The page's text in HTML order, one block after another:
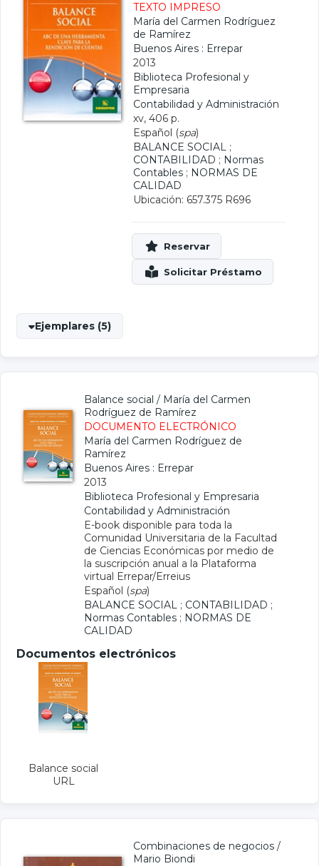
TEXTO IMPRESO
María del Carmen Rodríguez
de Ramírez
Buenos Aires : Errepar
2013
Biblioteca Profesional y
Empresaria
Contabilidad y Administración
xv, 406 p.
Español (spa)
BALANCE SOCIAL ;
CONTABILIDAD ; Normas
Contables ; NORMAS DE
CALIDAD
Ubicación: 657.375 R696
Ejemplares (5)
Balance social / María del Carmen
Rodríguez de Ramírez
DOCUMENTO ELECTRÓNICO
María del Carmen Rodríguez de
Ramírez
Buenos Aires : Errepar
2013
Biblioteca Profesional y Empresaria
Contabilidad y Administración
E-book disponible para toda la
Comunidad Universitaria de la Facultad
de Ciencias Económicas por medio de
la suscripción anual a la Plataforma
virtual Errepar/Erreius
Español (spa)
BALANCE SOCIAL ; CONTABILIDAD ;
Normas Contables ; NORMAS DE
CALIDAD
Documentos electrónicos
Balance social
URL
Combinaciones de negocios /
Mario Biondi